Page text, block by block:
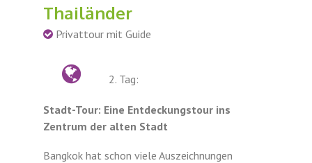
Thailänder
Privattour mit Guide
2. Tag:
Stadt-Tour: Eine Entdeckungstour ins
Zentrum der alten Stadt
Bangkok hat schon viele Auszeichnungen